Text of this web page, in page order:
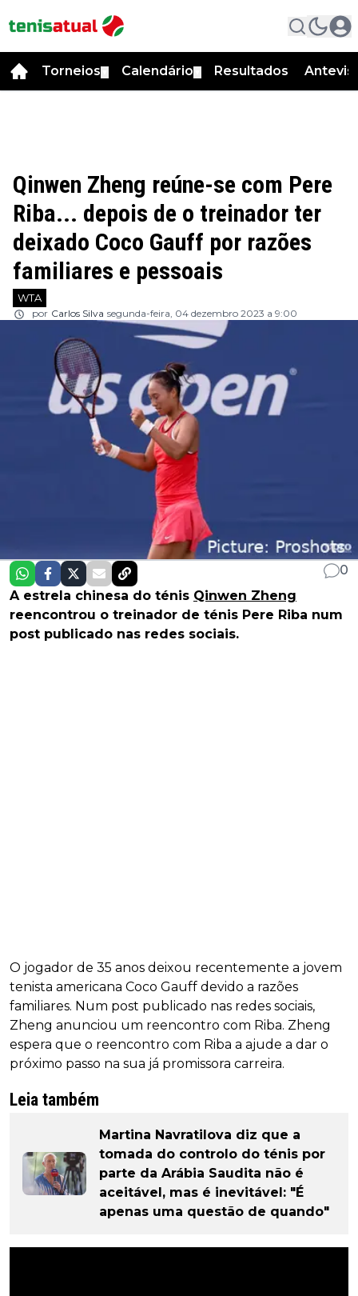
Torneios Calendário Resultados
Qinwen Zheng reúne-se com Pere
Riba... depois de o treinador ter
deixado Coco Gauff por razões
familiares e pessoais
WTA
por Carlos Silva segunda-feira, 04 dezembro 2023 a 9:00
0
A estrela chinesa do ténis Qinwen Zheng
reencontrou o treinador de ténis Pere Riba num
post publicado nas redes sociais.
O jogador de 35 anos deixou recentemente a jovem
tenista americana Coco Gauff devido a razões
familiares. Num post publicado nas redes sociais,
Zheng anunciou um reencontro com Riba. Zheng
espera que o reencontro com Riba a ajude a dar o
próximo passo na sua já promissora carreira.
Leia também
Martina Navratilova diz que a
tomada do controlo do ténis por
parte da Arábia Saudita não é
aceitável, mas é inevitável: "É
apenas uma questão de quando"